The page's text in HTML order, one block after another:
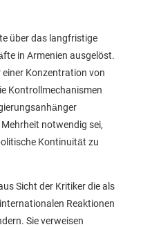
über das langfristige
in Armenien ausgelöst.
Konzentration von
Kontrollmechanismen
notwendig sei,
Kontinuität zu
Sicht der Kritiker die als
Reaktionen
Sie verweisen